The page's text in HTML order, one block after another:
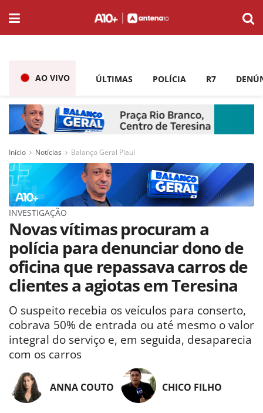
AO VIVO ÚLTIMAS POLÍCIA R7
Início Notícias Balanço Geral Piauí
INVESTIGAÇÃO
Novas vítimas procuram a
polícia para denunciar dono de
oficina que repassava carros de
clientes a agiotas em Teresina
O suspeito recebia os veículos para conserto,
cobrava 50% de entrada ou até mesmo o valor
integral do serviço e, em seguida, desaparecia
com os carros
ANNA COUTO CHICO FILHO